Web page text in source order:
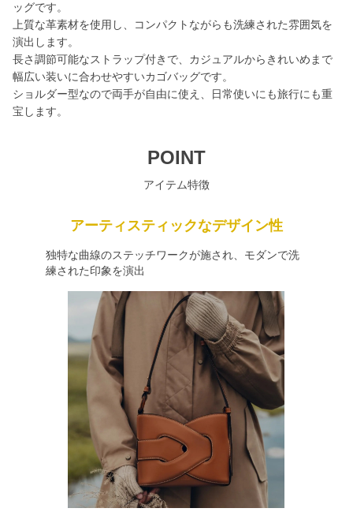
ッグです。
上質な革素材を使用し、コンパクトながらも洗練された雰囲気を
演出します。
長さ調節可能なストラップ付きで、カジュアルからきれいめまで
幅広い装いに合わせやすいカゴバッグです。
ショルダー型なので両手が自由に使え、日常使いにも旅行にも重
宝します。
POINT
アイテム特徴
アーティスティックなデザイン性
独特な曲線のステッチワークが施され、モダンで洗
練された印象を演出